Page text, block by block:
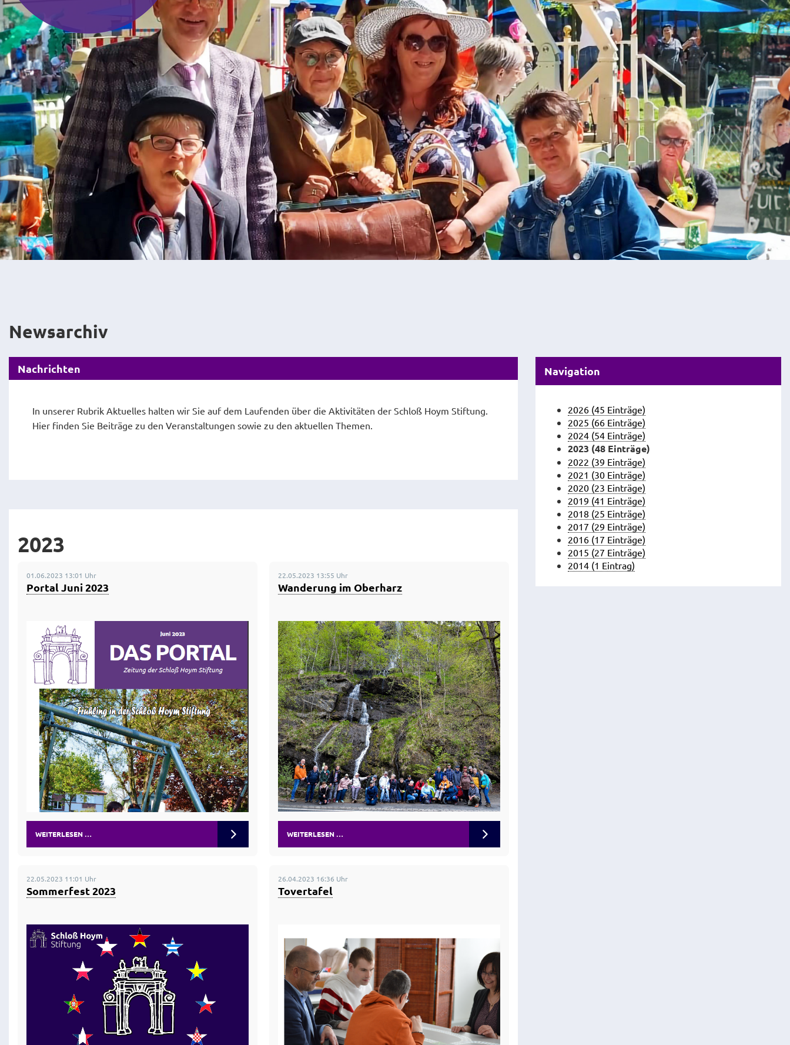
Newsarchiv
Nachrichten
In unserer Rubrik Aktuelles halten wir Sie auf dem Laufenden über die Aktivitäten der Schloß Hoym Stiftung.
Hier finden Sie Beiträge zu den Veranstaltungen sowie zu den aktuellen Themen.
2023
01.06.2023 13:01 Uhr
Portal Juni 2023
WEITERLESEN …
22.05.2023 13:55 Uhr
Wanderung im Oberharz
WEITERLESEN …
22.05.2023 11:01 Uhr
Sommerfest 2023
26.04.2023 16:36 Uhr
Tovertafel
Navigation
2026 (45 Einträge)
2025 (66 Einträge)
2024 (54 Einträge)
2023 (48 Einträge)
2022 (39 Einträge)
2021 (30 Einträge)
2020 (23 Einträge)
2019 (41 Einträge)
2018 (25 Einträge)
2017 (29 Einträge)
2016 (17 Einträge)
2015 (27 Einträge)
2014 (1 Eintrag)